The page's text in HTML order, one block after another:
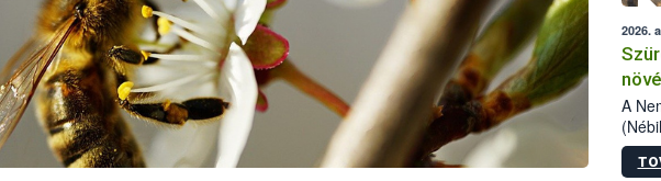
2026.
A